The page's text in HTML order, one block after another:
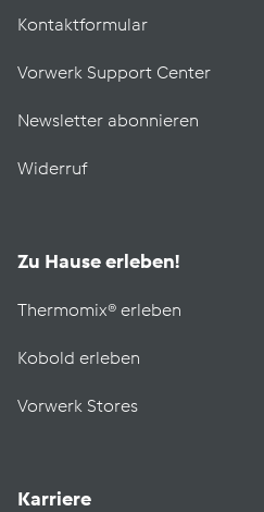
Kontaktformular
Vorwerk Support Center
Newsletter abonnieren
Widerruf
Zu Hause erleben!
Thermomix® erleben
Kobold erleben
Vorwerk Stores
Karriere